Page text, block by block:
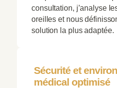
consultation, j’analyse
oreilles et nous
solution la plus adaptée.
Sécurité et
médical optimisé